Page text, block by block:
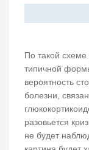
По такой схеме
типичной
вероятность
болезни,
разовьется
не будет